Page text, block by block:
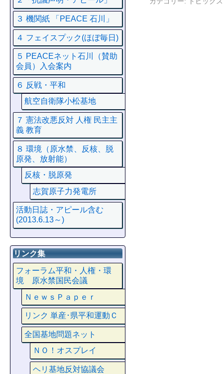
３ 機関紙 「PEACE 石川」
４ フェイスプック(ほぼ毎日)
５ PEACEネット石川（賛助
会員）入会案内
６ 反戦・平和
航空自衛隊小松基地
７ 憲法改悪反対 人権 民主主
義 教育
８ 環境（原水禁、反核、脱
原発、放射能）
反核・脱原発
志賀原子力発電所
活動日誌・アピール含む
(2013.6.13～)
リンク集
フォーラム平和・人権・環
境 原水禁国民会議
ＮｅｗｓＰａｐｅｒ
リンク 単産･県平和運動Ｃ
全国基地問題ネット
ＮＯ！オスプレイ
ヘリ基地反対協議会